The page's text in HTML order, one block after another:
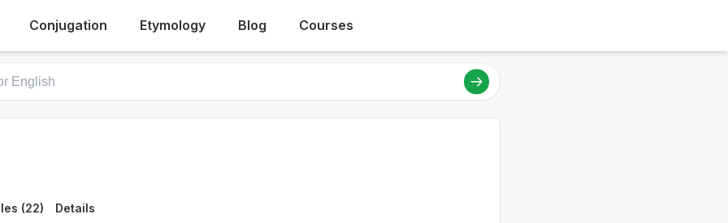
Conjugation Etymology Blog Courses
(22) Details